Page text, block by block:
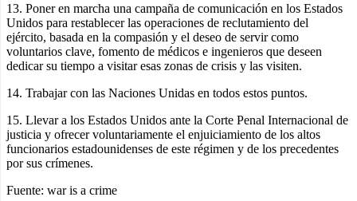
13. Poner en marcha una campaña de comunicación en los Estados
Unidos para restablecer las operaciones de reclutamiento del
ejército, basada en la compasión y el deseo de servir como
voluntarios clave, fomento de médicos e ingenieros que deseen
dedicar su tiempo a visitar esas zonas de crisis y las visiten.
14. Trabajar con las Naciones Unidas en todos estos puntos.
15. Llevar a los Estados Unidos ante la Corte Penal Internacional de
justicia y ofrecer voluntariamente el enjuiciamiento de los altos
funcionarios estadounidenses de este régimen y de los precedentes
por sus crímenes.
Fuente: war is a crime